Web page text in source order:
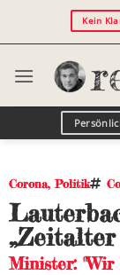
Kein
Corona,Politik
Minister: "Wir